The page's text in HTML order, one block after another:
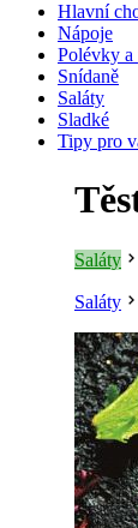
Hlavní
Nápoje
Polévky
Snídaně
Saláty
Sladké
Tipy pro
Saláty
Saláty